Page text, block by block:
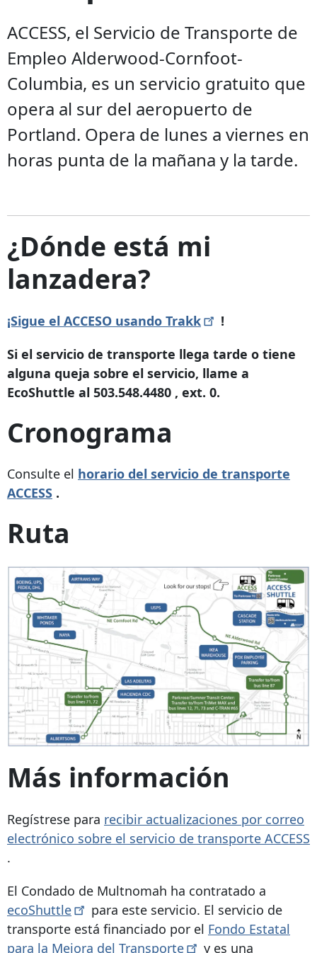
ACCESS, el Servicio de Transporte de
Empleo Alderwood-Cornfoot-
Columbia, es un servicio gratuito que
opera al sur del aeropuerto de
Portland. Opera de lunes a viernes en
horas punta de la mañana y la tarde.
¿Dónde está mi
lanzadera?
¡Sigue el ACCESO usando Trakk
!
Si el servicio de transporte llega tarde o tiene
alguna queja sobre el servicio, llame a
EcoShuttle al 503.548.4480 , ext. 0.
Cronograma
Consulte el horario del servicio de transporte
ACCESS .
Ruta
Más información
Regístrese para recibir actualizaciones por correo
electrónico sobre el servicio de transporte ACCESS
.
El Condado de Multnomah ha contratado a
ecoShuttle
para este servicio. El servicio de
transporte está financiado por el Fondo Estatal
para la Mejora del Transporte y es una